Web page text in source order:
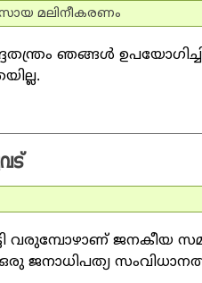
മലിനീകരണം
ഞങ്ങള്‍
വരുമ്പോഴാണ് ജനകീയ
ജനാധിപത്യ